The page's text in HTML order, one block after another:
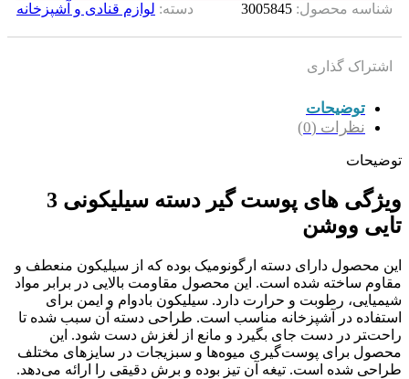
شناسه محصول: 3005845 دسته: لوازم قنادی و آشپزخانه
اشتراک گذاری
توضیحات
نظرات (0)
توضیحات
ویژگی های پوست گیر دسته سیلیکونی 3
تایی ووشن
این محصول دارای دسته ارگونومیک بوده که از سیلیکون منعطف و
مقاوم ساخته شده است. این محصول مقاومت بالایی در برابر مواد
شیمیایی، رطوبت و حرارت دارد. سیلیکون بادوام و ایمن برای
استفاده در آشپزخانه مناسب است. طراحی دسته آن سبب شده تا
راحت‌‍تر در دست جای بگیرد و مانع از لغزش دست شود. این
محصول برای پوست‌گیری میوه‌ها و سبزیجات در سایزهای مختلف
طراحی شده است. تیغه آن تیز بوده و برش دقیقی را ارائه می‌دهد.